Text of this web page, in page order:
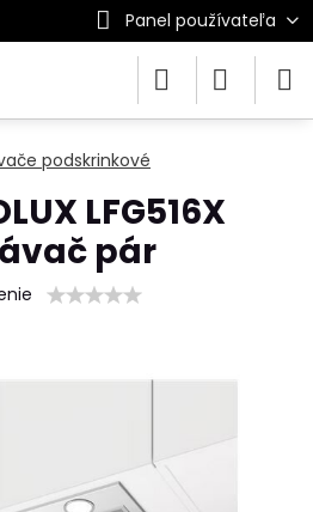
Panel používateľa
podskrinkové
LFG516X
pár